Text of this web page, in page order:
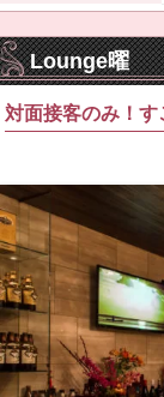
Lounge曜
対面接客のみ！